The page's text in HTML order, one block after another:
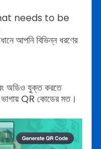
needs to be
আপনি বিভিন্ন ধরণের
অডিও যুক্ত করতে
QR কোডের মত।